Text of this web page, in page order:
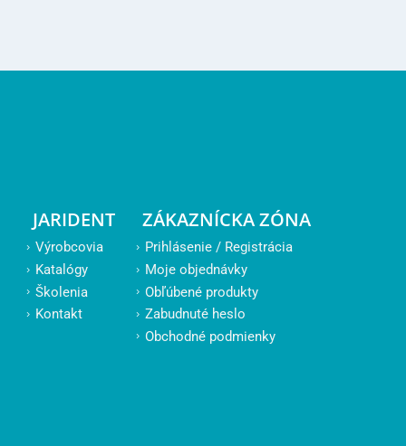
JARIDENT
Výrobcovia
Katalógy
Školenia
Kontakt
ZÁKAZNÍCKA ZÓNA
Prihlásenie / Registrácia
Moje objednávky
Obľúbené produkty
Zabudnuté heslo
Obchodné podmienky